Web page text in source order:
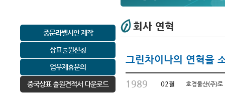
중문라벨시안 제작
상표출원신청
업무제휴문의
중국상표 출원견적서 다운로드
회사 연혁
그린차이나의 연혁을
1989 02월 호경물산(주)로